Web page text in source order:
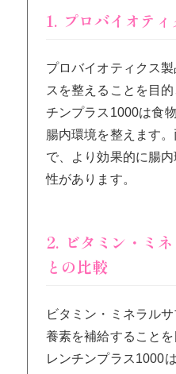
1. プロバイオテ
プロバイオティクス
スを整えることを目
チンプラス1000は食
腸内環境を整えます
で、より効果的に腸
性があります。
2. ビタミン・ミ
との比較
ビタミン・ミネラル
養素を補給することを
レンチンプラス1000